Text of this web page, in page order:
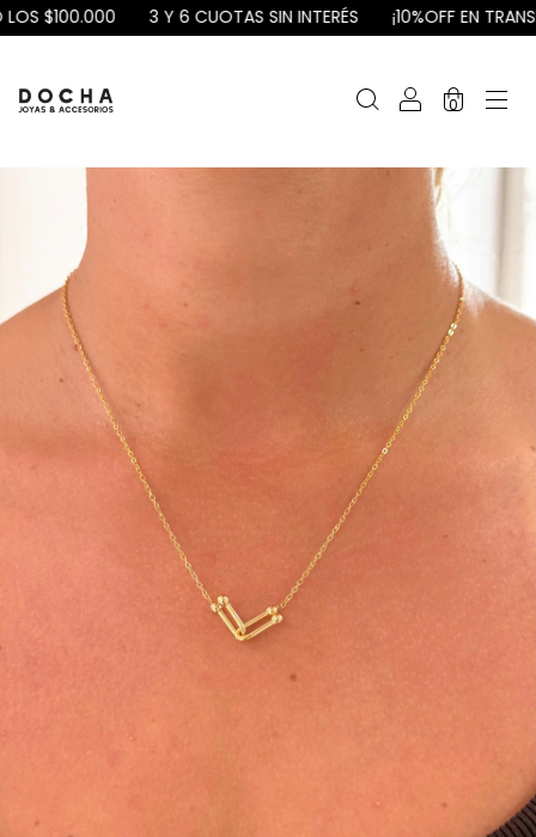
$100.000 3 Y 6 CUOTAS SIN INTERÉS ¡10%OFF EN
0